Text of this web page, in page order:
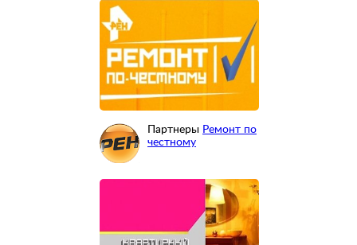
Партнеры Ремонт по
честному